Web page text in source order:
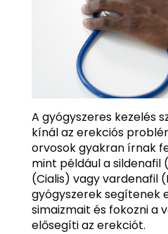
A gyógyszeres kezelés
kínál az erekciós
orvosok gyakran írnak
mint például a sildenafil
(Cialis) vagy vardenafil
gyógyszerek segítenek
simaizmait és fokozni a
elősegíti az erekciót.